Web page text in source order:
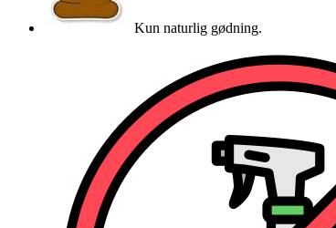
Kun naturlig gødning.